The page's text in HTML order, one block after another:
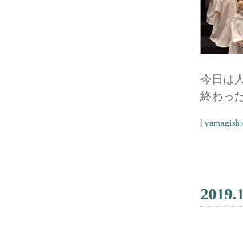
今日は
終わっ
|